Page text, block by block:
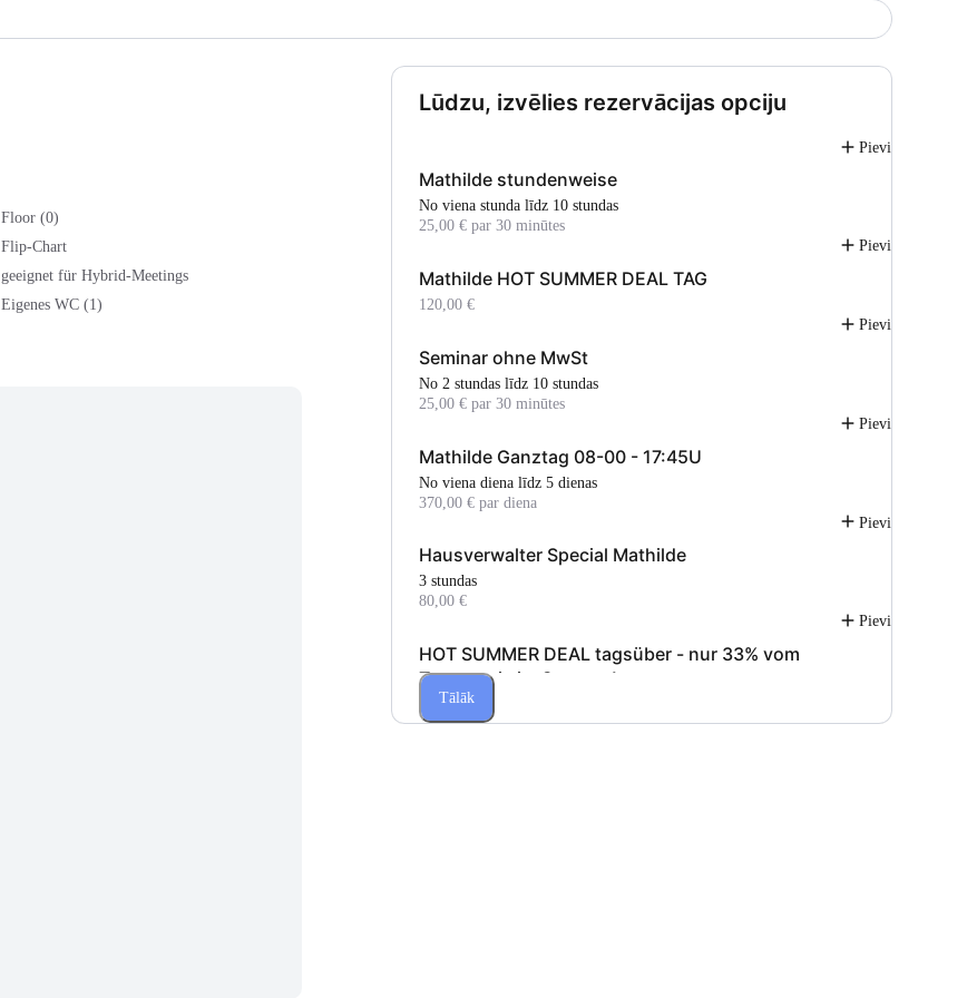
Floor (0)
Flip-Chart
geeignet für Hybrid-Meetings
Eigenes WC (1)
Lūdzu, izvēlies rezervācijas opciju
Mathilde stundenweise
No viena stunda līdz 10 stundas
25,00 € par 30 minūtes
Pievienot
Mathilde HOT SUMMER DEAL TAG
120,00 €
Pievienot
Seminar ohne MwSt
No 2 stundas līdz 10 stundas
25,00 € par 30 minūtes
Pievienot
Mathilde Ganztag 08-00 - 17:45U
No viena diena līdz 5 dienas
370,00 € par diena
Pievienot
Hausverwalter Special Mathilde
3 stundas
80,00 €
Pievienot
HOT SUMMER DEAL tagsüber - nur 33% vom
Tagespreis im Sommer!
120,00 €
Pievienot
Pievienot
Tālāk